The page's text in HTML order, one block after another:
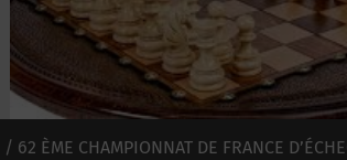
/ 62 ÈME CHAMPIONNAT DE FRANCE